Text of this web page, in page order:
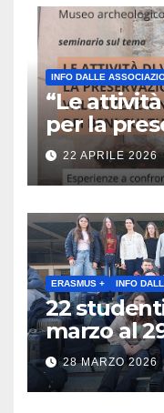
INFO DALLE
“Le
per la
e dei beni
l’avvio di
maggio
22 APRILE 2026
ERASMUS + INFO
22
marzo al
Brescia :
mente
28 MARZO 2026